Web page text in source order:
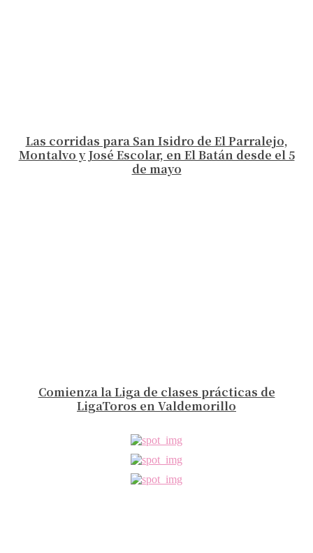
Las corridas para San Isidro de El Parralejo,
Montalvo y José Escolar, en El Batán desde el 5
de mayo
Comienza la Liga de clases prácticas de
LigaToros en Valdemorillo